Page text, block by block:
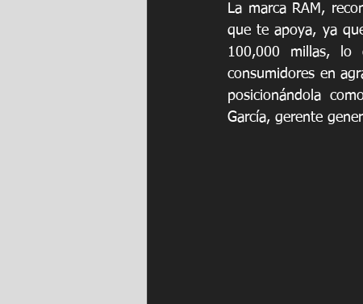
La marca RAM,
que te apoya, ya
100,000 millas,
consumidores en
posicionándola
García, gerente